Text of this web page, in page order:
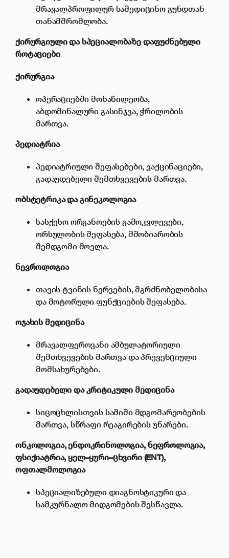
მრავალპროფილურ სამედიცინო გუნდთან
თანამშრომლობა.
ქირურგიულიდა სპეციალობაზე დაფუძნებული
როტაციები
ქირურგია
ოპერაციებში მონაწილეობა,
აბდომინალური გასინჯვა, ჭრილობის
მართვა.
პედიატრია
პედიატრიული შეფასებები, ვაქცინაციები,
გადაუდებელი შემთხვევების მართვა.
ობსტეტრიკადა გინეკოლოგია
სასქესო ორგანოების გამოკვლევები,
ორსულობის შეფასება, მშობიარობის
შემდგომი მოვლა.
ნევროლოგია
თავის ტვინის ნერვების, მგრძნობელობისა
და მოტორული ფუნქციების შეფასება.
ოჯახის მედიცინა
მრავალფეროვანი ამბულატორიული
შემთხვევების მართვა და პრევენციული
მომსახურებები.
გადაუდებელი და კრიტიკული მედიცინა
სიცოცხლისთვის საშიში მდგომარეობების
მართვა, სწრაფი რეაგირების უნარები.
ონკოლოგია,ენდოკრინოლოგია, ნეფროლოგია,
ფსიქიატრია,ყელ–ყური–ცხვირი(ENT),
ოფთალმოლოგია
სპეციალიზებული დიაგნოსტიკური და
სამკურნალო მიდგომების შესწავლა.